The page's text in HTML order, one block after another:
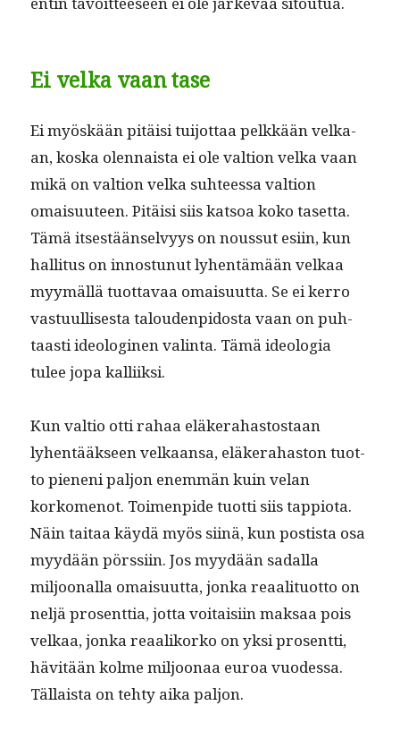
Ei velka vaan tase
Ei myöskään pitäisi tui­jot­taa pelkkään velka­
an, kos­ka olen­naista ei ole val­tion vel­ka vaan
mikä on val­tion vel­ka suh­teessa val­tion
omaisu­u­teen. Pitäisi siis kat­soa koko taset­ta.
Tämä itses­tään­selvyys on nous­sut esi­in, kun
hal­li­tus on innos­tunut lyhen­tämään velkaa
myymäl­lä tuot­tavaa omaisu­ut­ta. Se ei ker­ro
vas­tu­ullis­es­ta talouden­pidos­ta vaan on puh­
taasti ide­ologi­nen val­in­ta. Tämä ide­olo­gia
tulee jopa kalliiksi.
Kun val­tio otti rahaa eläk­er­a­has­tostaan
lyhen­tääk­seen velka­ansa, eläk­er­a­has­ton tuot­
to pieneni paljon enem­män kuin velan
korkomenot. Toimen­pide tuot­ti siis tap­pi­o­ta.
Näin taitaa käy­dä myös siinä, kun postista osa
myy­dään pörssi­in. Jos myy­dään sadal­la
miljoon­al­la omaisu­ut­ta, jon­ka reaal­i­tuot­to on
neljä pros­ent­tia, jot­ta voitaisi­in mak­saa pois
velkaa, jon­ka reaa­liko­rko on yksi pros­ent­ti,
hävitään kolme miljoon­aa euroa vuodessa.
Täl­laista on tehty aika paljon.